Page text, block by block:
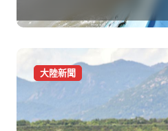
大陸新聞